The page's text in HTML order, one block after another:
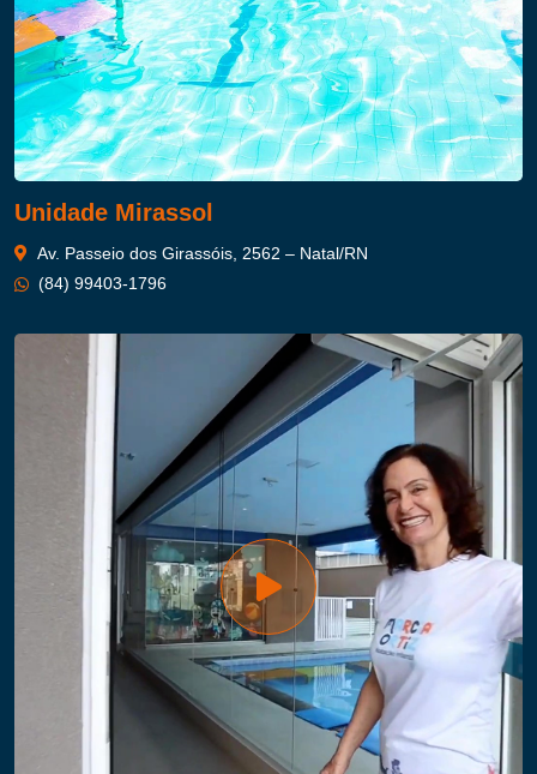
Unidade Mirassol
Av. Passeio dos Girassóis, 2562 – Natal/RN
(84) 99403-1796